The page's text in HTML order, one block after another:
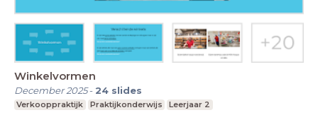
Winkelvormen
December 2025- 24 slides
Verkooppraktijk Praktijkonderwijs Leerjaar 2